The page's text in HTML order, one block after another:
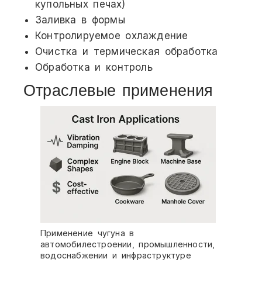
купольных печах)
Заливка в формы
Контролируемое охлаждение
Очистка и термическая обработка
Обработка и контроль
Отраслевые применения
Применение чугуна в
автомобилестроении, промышленности,
водоснабжении и инфраструктуре